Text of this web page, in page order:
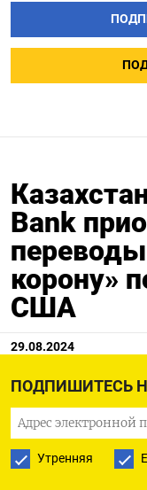
ПОДПИШИТЕСЬ
Утренняя
Bank
корону»
США
29.08.2024